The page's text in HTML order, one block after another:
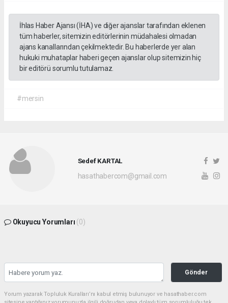
İhlas Haber Ajansı (İHA) ve diğer ajanslar tarafından eklenen
tüm haberler, sitemizin editörlerinin müdahalesi olmadan
ajans kanallarından çekilmektedir. Bu haberlerde yer alan
hukuki muhataplar haberi geçen ajanslar olup sitemizin hiç
bir editörü sorumlu tutulamaz.
#mersin
Sedef KARTAL
hasathabercom@gmail.com
Okuyucu Yorumları (0)
Gönder
Yorum yazarak Topluluk Kuralları’nı kabul etmiş bulunuyor ve hasathaber.com